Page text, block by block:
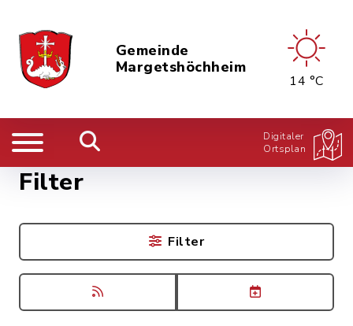
Gemeinde
Margetshöchheim
14 °C
Digitaler
Ortsplan
Filter
Filter